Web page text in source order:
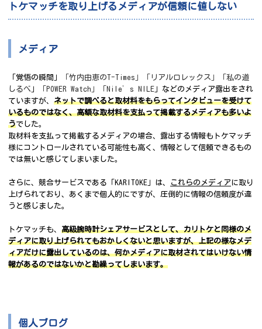
トケマッチを取り上げるメディアが信頼に値しない
メディア
「覚悟の瞬間」
「竹内由恵のT-Times」「リアルロレックス」「私の道
しるべ
「POWER Watch」「Nile’s NILE 」などのメディア露出をされ
ていますが、 ネットで調べると取材料をもらってインタビューを受けて
いるものではなく、高額な取材料を支払って掲載するメディアも多いよ
うでした。
取材料を支払って掲載するメディアの場合、露出する情報もトケマッチ
様にコントロールされている可能性も高く、情報として信頼できるもの
では無いと感じてしまいました。
さらに、競合サービスである「KARITOKE」は、 これらのメディアに取り
上げられており、あくまで個人的にですが、圧倒的に情報の信頼度が違
うと感じました。
トケマッチも、 高級腕時計シェアサービスとして、カリトケと同様のメ
ディアに取り上げられてもおかしくないと思いますが、上記の様なメデ
ィアだけに露出しているのは、何かメディアに取材されてはいけない情
報があるのではないかと勘繰ってしまいます。
個人ブログ